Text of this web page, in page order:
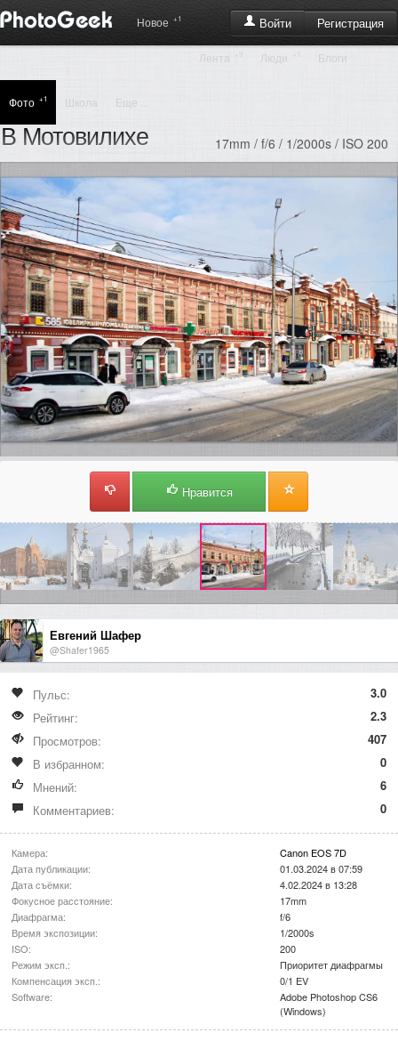
Войти Регистрация
Новое +1
Лента +9 Люди +1 Блоги
Фото +1 Школа Еще ...
В Мотовилихе 17mm / f/6 / 1/2000s / ISO 200
Нравится
Евгений Шафер
@Shafer1965
Пульс:
3.0
Рейтинг:
2.3
Просмотров:
407
В избранном:
0
Мнений:
6
Комментариев:
0
Камера:
Canon EOS 7D
Дата публикации:
01.03.2024 в 07:59
Дата съёмки:
4.02.2024 в 13:28
Фокусное расстояние:
17mm
Диафрагма:
f/6
Время экспозиции:
1/2000s
ISO:
200
Режим эксп.:
Приоритет диафрагмы
Компенсация эксп.:
0/1 EV
Software:
Adobe Photoshop CS6
(Windows)